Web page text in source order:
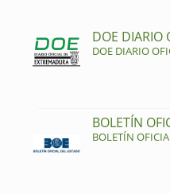
DOE DIARIO
DOE DIARIO
BOLETÍN
BOLETÍN